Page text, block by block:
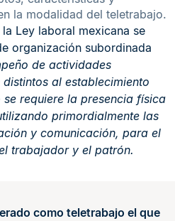
la modalidad del teletrabajo.
la Ley laboral mexicana se
organización subordinada
de actividades
al establecimiento
requiere la presencia física
primordialmente las
y comunicación, para el
trabajador y el patrón.
como teletrabajo el que